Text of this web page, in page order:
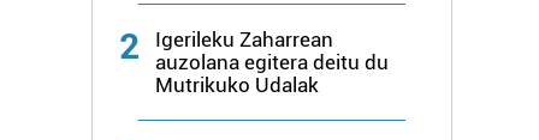
2
Igerileku Zaharrean
auzolana egitera deitu du
Mutrikuko Udalak